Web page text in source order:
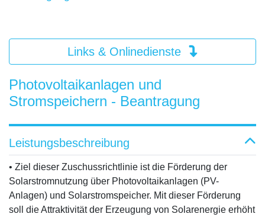
Links & Onlinedienste
Photovoltaikanlagen und
Stromspeichern - Beantragung
Leistungsbeschreibung
• Ziel dieser Zuschussrichtlinie ist die Förderung der
Solarstromnutzung über Photovoltaikanlagen (PV-
Anlagen) und Solarstromspeicher. Mit dieser Förderung
soll die Attraktivität der Erzeugung von Solarenergie erhöht